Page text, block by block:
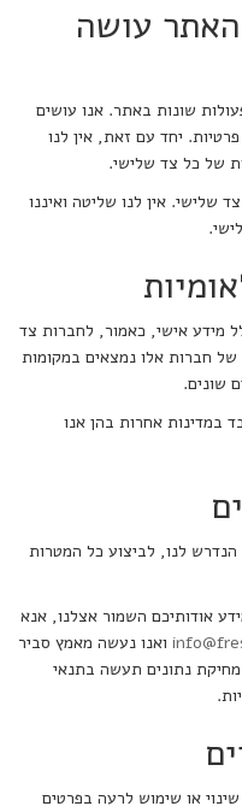
עושה
שונות באתר. אנו עושים
יחד עם זאת, אין לנו
של כל צד שלישי.
שלישי. אין לנו שליטה ואיננו
מידע אישי, כאמור, לחברות צד
חברות אלו נמצאים במקומות
שונים.
במדינות אחרות בהן אנו
לנו, לביצוע כל המטרות
אודותיכם השמור אצלנו, אנא
ואנו נעשה מאמץ סביר
נתונים תעשה בתנאי
או שימוש לרעה בפרטים